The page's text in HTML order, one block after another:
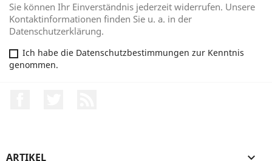
Sie können Ihr Einverständnis jederzeit widerrufen. Unsere
Kontaktinformationen finden Sie u. a. in der
Datenschutzerklärung.
Ich habe die Datenschutzbestimmungen zur Kenntnis
genommen.
ARTIKEL 